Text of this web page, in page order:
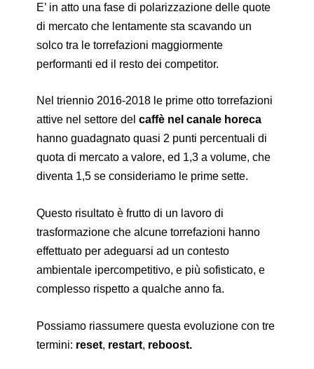
E’ in atto una fase di polarizzazione delle quote
di mercato che lentamente sta scavando un
solco tra le torrefazioni maggiormente
performanti ed il resto dei competitor.
Nel triennio 2016-2018 le prime otto torrefazioni
attive nel settore delcaffè nel canale horeca
hanno guadagnato quasi 2 punti percentuali di
quota di mercato a valore, ed 1,3 a volume, che
diventa 1,5 se consideriamo le prime sette.
Questo risultato è frutto di un lavoro di
trasformazione che alcune torrefazioni hanno
effettuato per adeguarsi ad un contesto
ambientale ipercompetitivo, e più sofisticato, e
complesso rispetto a qualche anno fa.
Possiamo riassumere questa evoluzione con tre
termini: reset, restart, reboost.